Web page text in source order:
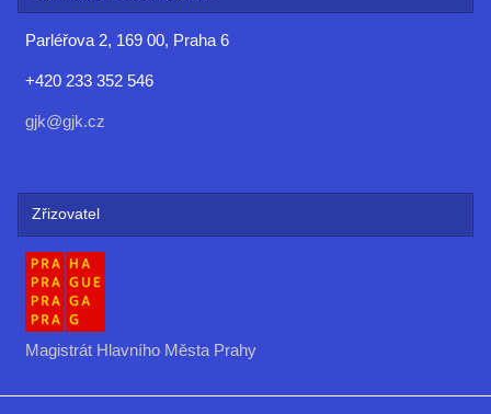
Parléřova 2, 169 00, Praha 6
+420 233 352 546
gjk@gjk.cz
Zřizovatel
Magistrát Hlavního Města Prahy